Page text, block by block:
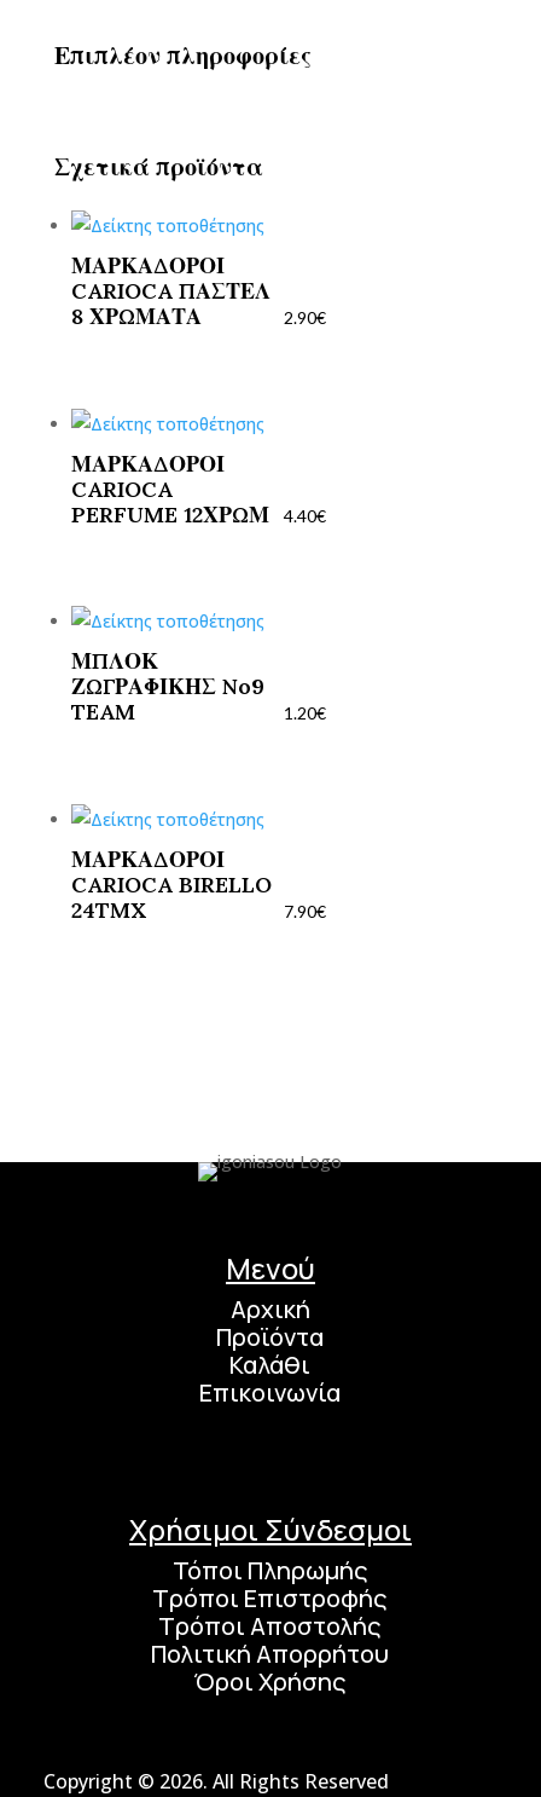
Επιπλέον πληροφορίες
Σχετικά προϊόντα
ΜΑΡΚΑΔΟΡΟΙ
CARIOCA ΠΑΣΤΕΛ
8 ΧΡΩΜΑΤΑ
2.90€
ΜΑΡΚΑΔΟΡΟΙ
CARIOCA
PERFUME 12ΧΡΩΜ
4.40€
ΜΠΛΟΚ
ΖΩΓΡΑΦΙΚΗΣ No9
TEAM
1.20€
ΜΑΡΚΑΔΟΡΟΙ
CARIOCA BIRELLO
24TMX
7.90€
Μενού
Αρχική
Προϊόντα
Καλάθι
Επικοινωνία
Χρήσιμοι Σύνδεσμοι
Τόποι Πληρωμής
Τρόποι Επιστροφής
Τρόποι Αποστολής
Πολιτική Απορρήτου
Όροι Χρήσης
Copyright © 2026. All Rights Reserved